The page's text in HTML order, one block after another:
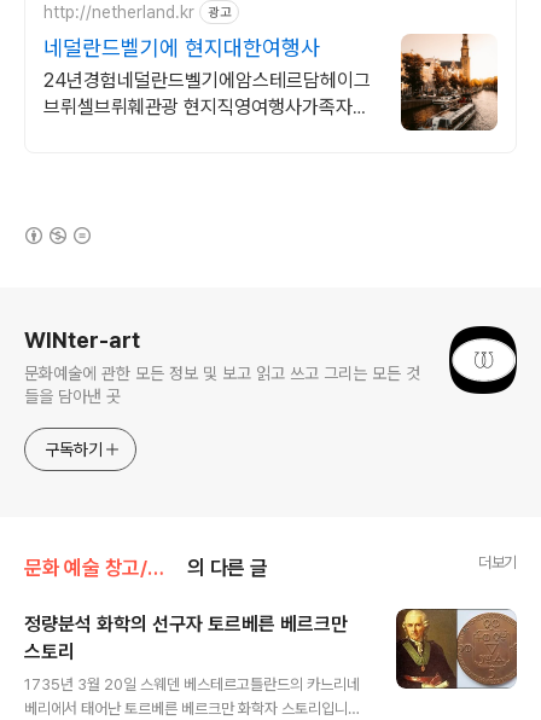
http://netherland.kr 광고
네덜란드벨기에 현지대한여행사
24년경험네덜란드벨기에암스테르담헤이그
브뤼셀브뤼훼관광 현지직영여행사가족자유
WINter-art
문화예술에 관한 모든 정보 및 보고 읽고 쓰고 그리는 모든 것
들을 담아낸 곳
구독하기
문화 예술 창고/캐릭터 스토리 의 다른 글 더보기
정량분석 화학의 선구자 토르베른 베르크만
스토리
1735년 3월 20일 스웨덴 베스테르고틀란드의 카느리네
베리에서 태어난 토르베른 베르크만 화학자 스토리입니다.